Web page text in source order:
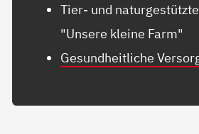
Tier- und
"Unsere kleine Farm"
Gesundheitliche